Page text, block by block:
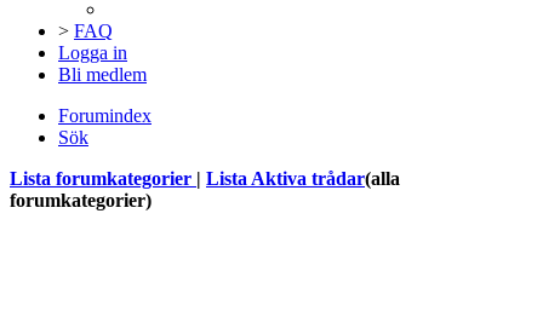
> FAQ
Logga in
Bli medlem
Forumindex
Sök
Lista forumkategorier
Lista Aktiva trådar(alla
forumkategorier)